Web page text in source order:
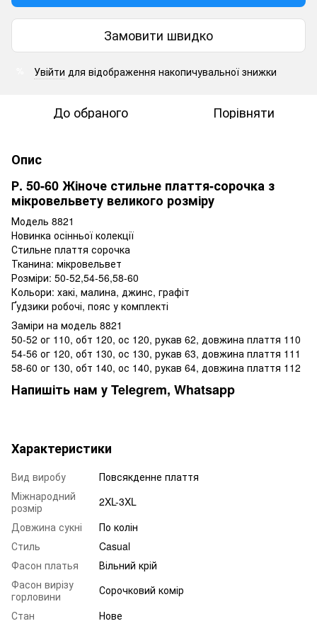
Замовити швидко
Увійти для відображення накопичувальної знижки
До обраного Порівняти
Опис
Р. 50-60 Жіноче стильне плаття-сорочка з
мікровельвету великого розміру
Модель 8821
Новинка осінньої колекції
Стильне плаття сорочка
Тканина: мікровельвет
Розміри: 50-52,54-56,58-60
Кольори: хакі, малина, джинс, графіт
Ґудзики робочі, пояс у комплекті
Заміри на модель 8821
50-52 ог 110, обт 120, ос 120, рукав 62, довжина плаття 110
54-56 ог 120, обт 130, ос 130, рукав 63, довжина плаття 111
58-60 ог 130, обт 140, ос 140, рукав 64, довжина плаття 112
Напишіть нам у Telegrem, Whatsapp
Характеристики
Вид виробу
Повсякденне плаття
Міжнародний
розмір
2XL-3XL
Довжина сукні
По колін
Стиль
Casual
Фасон платья
Вільний крій
Фасон вирізу
горловини
Сорочковий комір
Стан
Нове